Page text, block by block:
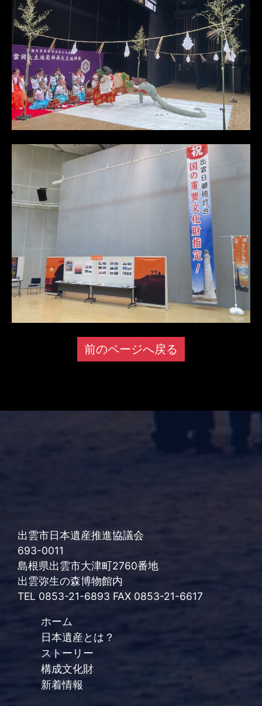
前のページへ戻る
出雲市日本遺産推進協議会
693-0011
島根県出雲市大津町2760番地
出雲弥生の森博物館内
TEL 0853-21-6893 FAX 0853-21-6617
ホーム
日本遺産とは？
ストーリー
構成文化財
新着情報